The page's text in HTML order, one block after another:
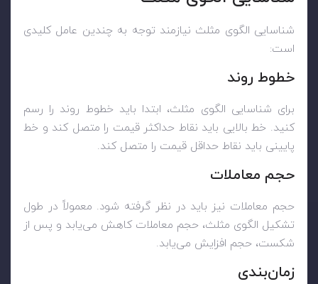
شناسایی الگوی مثلث نیازمند توجه به چندین عامل کلیدی
است:
خطوط روند
برای شناسایی الگوی مثلث، ابتدا باید خطوط روند را رسم
کنید. خط بالایی باید نقاط حداکثر قیمت را متصل کند و خط
پایینی باید نقاط حداقل قیمت را متصل کند.
حجم معاملات
حجم معاملات نیز باید در نظر گرفته شود. معمولاً در طول
تشکیل الگوی مثلث، حجم معاملات کاهش می‌یابد و پس از
شکست، حجم افزایش می‌یابد.
زمان‌بندی